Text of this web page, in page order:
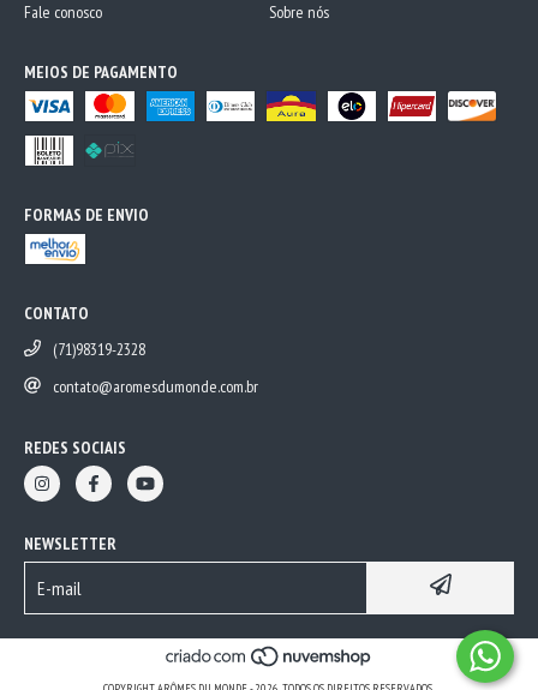
Fale conosco Sobre nós
MEIOS DE PAGAMENTO
FORMAS DE ENVIO
CONTATO
(71)98319-2328
contato@aromesdumonde.com.br
REDES SOCIAIS
NEWSLETTER